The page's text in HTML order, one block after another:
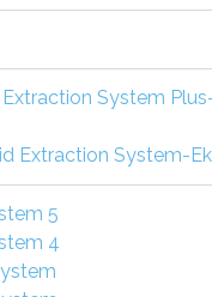
System
Extraction System-
5
4